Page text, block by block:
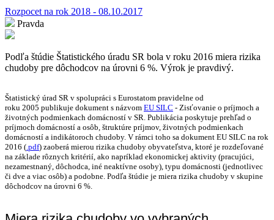
Rozpocet na rok 2018 - 08.10.2017
Pravda
Podľa štúdie Štatistického úradu SR bola v roku 2016 miera rizika
chudoby pre dôchodcov na úrovni 6 %. Výrok je pravdivý.
Štatistický úrad SR v spolupráci s Eurostatom pravidelne od
roku 2005 publikuje dokument s názvom EU SILC - Zisťovanie o príjmoch a
životných podmienkach domácností v SR. Publikácia poskytuje prehľad o
príjmoch domácností a osôb, štruktúre príjmov, životných podmienkach
domácností a indikátoroch chudoby. V rámci toho sa dokument EU SILC na rok
2016 ( .pdf) zaoberá mierou rizika chudoby obyvateľstva, ktoré je rozdeľované
na základe rôznych kritérií, ako napríklad ekonomickej aktivity (pracujúci,
nezamestnaný, dôchodca, iné neaktívne osoby), typu domácnosti (jednotlivec
či dve a viac osôb) a podobne. Podľa štúdie je miera rizika chudoby v skupine
dôchodcov na úrovni 6 %.